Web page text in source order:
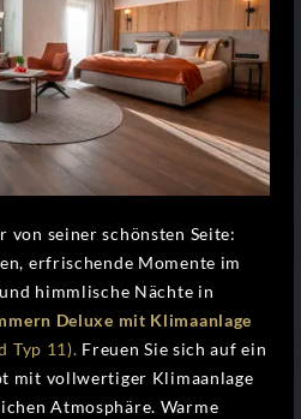
von seiner schönsten Seite:
erfrischende Momente im
himmlische Nächte in
Deluxe mit Klimaanlage
Typ 11). Freuen Sie sich auf ein
mit vollwertiger Klimaanlage
Atmosphäre. Warme